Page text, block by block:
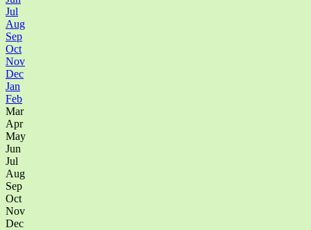
Jul
Aug
Sep
Oct
Nov
Dec
Jan
Feb
Mar
Apr
May
Jun
Jul
Aug
Sep
Oct
Nov
Dec